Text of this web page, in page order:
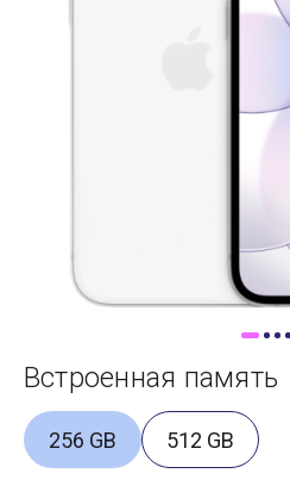
Встроенная память
256 GB 512 GB